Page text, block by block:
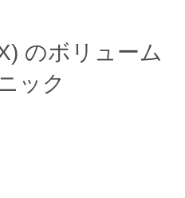
のボリューム
ック